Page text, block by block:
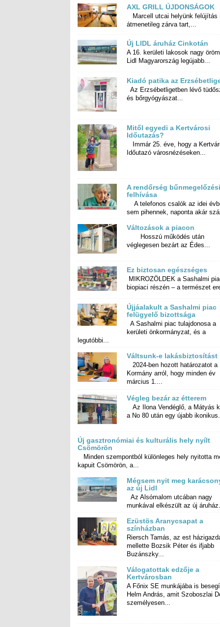
AXL GRILL ÚJDONSÁGOK
Marcell utcai helyünk felújítás
átmenetileg zárva tart,...
Új LIDL áruház Cinkotán
A 16. kerületi lakosok nagy
Lidl Magyarország legújabb...
Kiadó patika az
Az Erzsébetligetben lévő
és bőrgyógyászat...
Mitől egyedi a Kertvárosi
Időutazás?
Immár 25. éve, hogy a
Időutazó városnézéseken...
A rendőrség bűnmegelőzési
felhívása
A telefonos csalók az idei
sem pihennek, naponta akár
Változások a piacon
Hosszú működés után
véglegesen bezárt az Édes...
Ez biztosan egészséges
MIKROZÖLDEK a Sashalmi
biopiaci részén – a természet
Újjáalakult a Sashalmi piac
felügyelő bizottsága
A Sashalmi piac tulajdonosa a
kerületi önkormányzat, és a
legutóbbi...
Váltsunk-e lakásbiztosítást
2024-ben hozott határozatot a
Kormány arról, hogy minden év
március 1....
Végleg bezár az étterem
Az Ilona Vendéglő, a Mátyás
a No 80 után egy újabb
Új gasztronómiai és kulturális hely nyílt
Csömörön
Minden szempontból különleges hely nyitotta
kapuit Csömörön, a...
Mégsem nyit meg
az új Lidl
Az Alsómalom utcában nagy
munkával elkészült az új
Ezüstös Aranycsapat a
színházban
Riersch Tamás, az est
mellette Bozsik Péter és
Buzánszky...
Válogatottak edzője a
Kertvárosban
A Főnix SE munkájába is
Helm András, amit Szoboszlai
személyesen...